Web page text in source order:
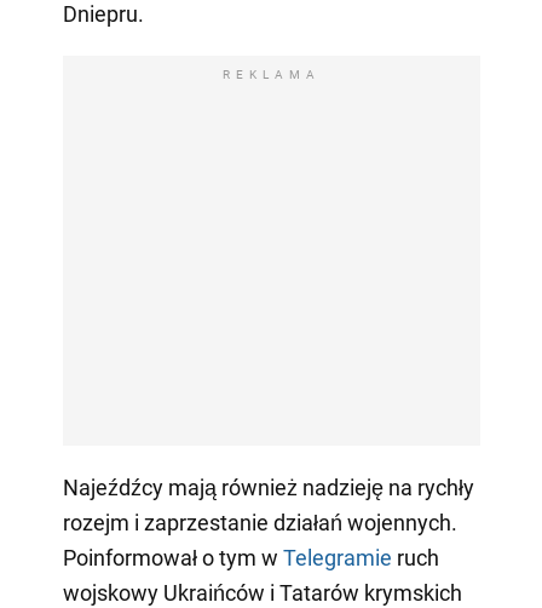
Dniepru.
REKLAMA
Najeźdźcy mają również nadzieję na rychły
rozejm i zaprzestanie działań wojennych.
Poinformował o tym w Telegramie ruch
wojskowy Ukraińców i Tatarów krymskich